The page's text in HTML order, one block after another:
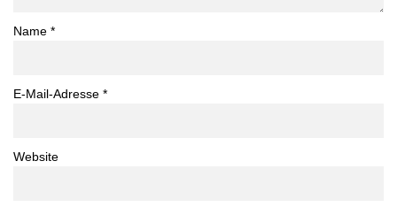
Name *
E-Mail-Adresse *
Website